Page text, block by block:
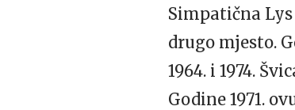
Simpatična Lys
drugo mjesto.
1964. i 1974.
Godine 1971.